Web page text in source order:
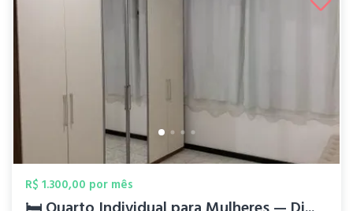
R$ 1.300,00 por mês